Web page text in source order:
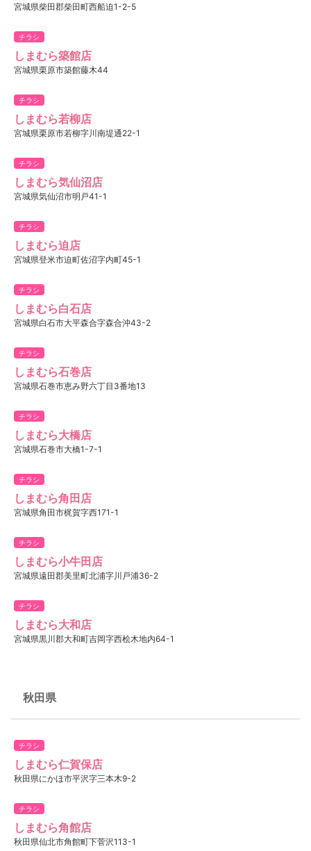
宮城県柴田郡柴田町西船迫1-2-5
チラシ
しまむら築館店
宮城県栗原市築館藤木44
チラシ
しまむら若柳店
宮城県栗原市若柳字川南堤通22-1
チラシ
しまむら気仙沼店
宮城県気仙沼市明戸41-1
チラシ
しまむら迫店
宮城県登米市迫町佐沼字内町45-1
チラシ
しまむら白石店
宮城県白石市大平森合字森合沖43-2
チラシ
しまむら石巻店
宮城県石巻市恵み野六丁目3番地13
チラシ
しまむら大橋店
宮城県石巻市大橋1-7-1
チラシ
しまむら角田店
宮城県角田市梶賀字西171-1
チラシ
しまむら小牛田店
宮城県遠田郡美里町北浦字川戸浦36-2
チラシ
しまむら大和店
宮城県黒川郡大和町吉岡字西桧木地内64-1
秋田県
チラシ
しまむら仁賀保店
秋田県にかほ市平沢字三本木9-2
チラシ
しまむら角館店
秋田県仙北市角館町下菅沢113-1